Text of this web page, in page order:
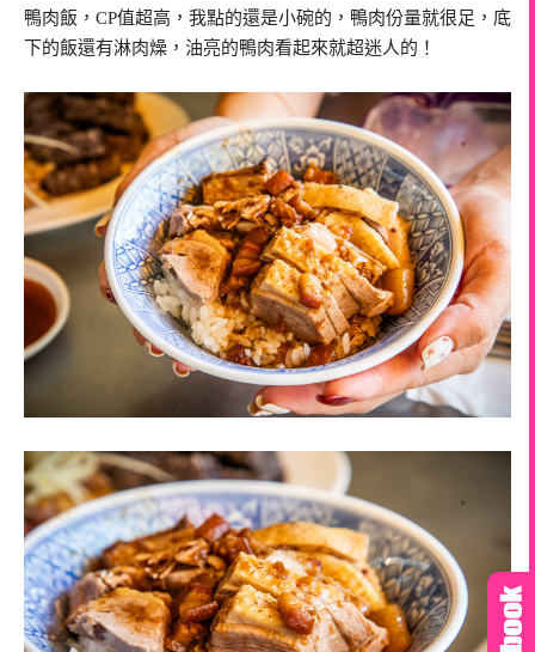
鴨肉飯，CP值超高，我點的還是小碗的，鴨肉份量就很足，底
下的飯還有淋肉燥，油亮的鴨肉看起來就超迷人的！